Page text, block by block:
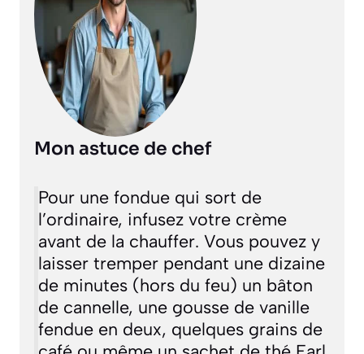
Mon astuce de chef
Pour une fondue qui sort de
l’ordinaire, infusez votre crème
avant de la chauffer. Vous pouvez y
laisser tremper pendant une dizaine
de minutes (hors du feu) un bâton
de cannelle, une gousse de vanille
fendue en deux, quelques grains de